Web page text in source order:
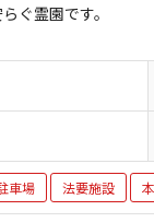
ぐ霊園です。
車場 法要施設